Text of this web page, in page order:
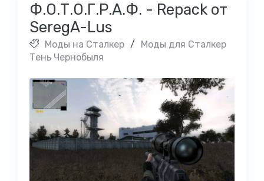
Ф.О.Т.О.Г.Р.А.Ф. - Repack от
SeregA-Lus
Моды на Cталкер /
Моды для Сталкер
Тень Чернобыля